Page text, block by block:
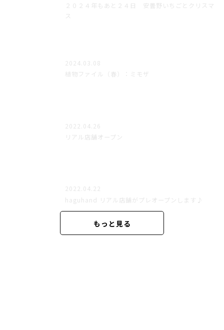
２０２４年もあと２４日 安曇野いちごとクリスマ
ス
2024.03.08
植物ファイル（春）：ミモザ
2022.04.26
リアル店舗オープン
2022.04.22
haguhand リアル店舗がプレオープンします♪
もっと見る